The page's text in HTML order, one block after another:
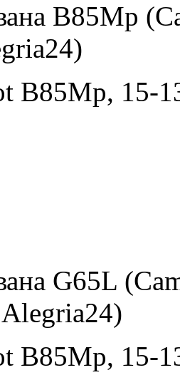
B85Mp
B85Mp, 15-
G65L
B85Mp, 15-